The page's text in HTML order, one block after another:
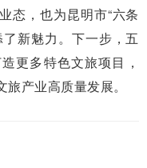
态，也为昆明市“六条
新魅力。下一步，五
更多特色文旅项目，
产业高质量发展。